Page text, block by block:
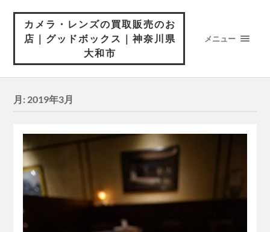
カメラ・レンズの買取販売のお
店｜グッドボックス｜神奈川県
大和市
メニュー
月: 2019年3月